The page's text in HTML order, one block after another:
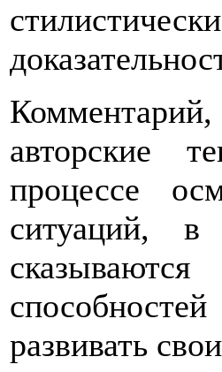
авторские
процессе
ситуаций, в
развивать